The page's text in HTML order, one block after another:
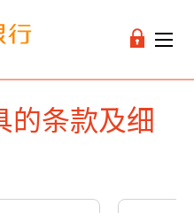
的条款及细